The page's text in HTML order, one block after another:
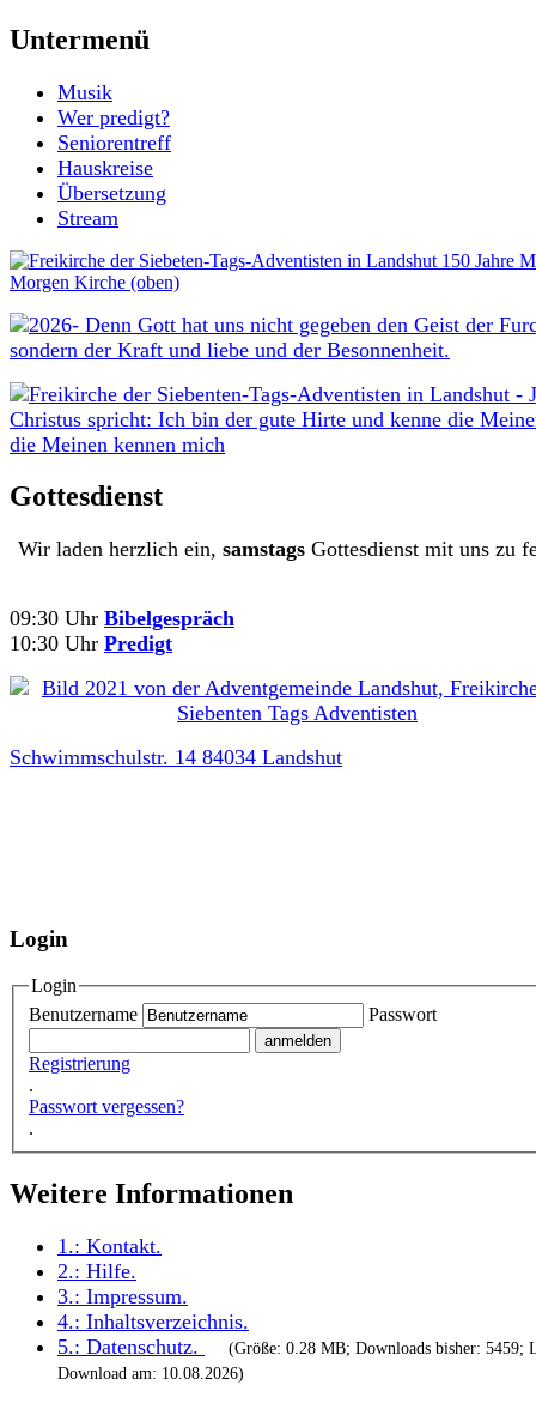
Untermenü
Musik
Wer predigt?
Seniorentreff
Hauskreise
Übersetzung
Stream
Gottesdienst
Wir laden herzlich ein, samstagsGottesdienst mit uns zu
09:30 Uhr Bibelgespräch
10:30 Uhr Predigt
Schwimmschulstr. 14 84034 Landshut
Login
Login
Benutzername
Passwort
Registrierung
.
Passwort vergessen?
.
Weitere Informationen
1.: Kontakt.
2.: Hilfe.
3.: Impressum.
4.: Inhaltsverzeichnis.
5.: Datenschutz.
(Größe: 0.28 MB; Downloads bisher: 5459;
Download am: 10.08.2026)